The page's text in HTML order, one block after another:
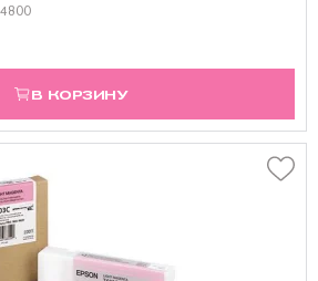
В КОРЗИНУ